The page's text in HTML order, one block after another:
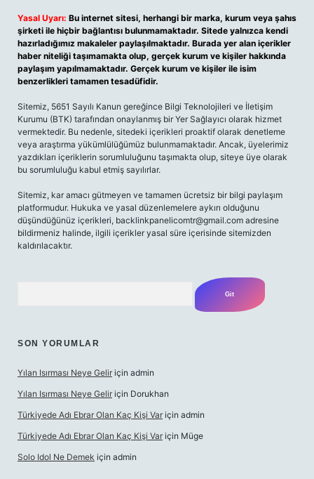
Yasal Uyarı: Bu internet sitesi, herhangi bir marka, kurum veya şahıs
şirketi ile hiçbir bağlantısı bulunmamaktadır. Sitede yalnızca kendi
hazırladığımız makaleler paylaşılmaktadır. Burada yer alan içerikler
haber niteliği taşımamakta olup, gerçek kurum ve kişiler hakkında
paylaşım yapılmamaktadır. Gerçek kurum ve kişiler ile isim
benzerlikleri tamamen tesadüfidir.
Sitemiz, 5651 Sayılı Kanun gereğince Bilgi Teknolojileri ve İletişim
Kurumu (BTK) tarafından onaylanmış bir Yer Sağlayıcı olarak hizmet
vermektedir. Bu nedenle, sitedeki içerikleri proaktif olarak denetleme
veya araştırma yükümlülüğümüz bulunmamaktadır. Ancak, üyelerimiz
yazdıkları içeriklerin sorumluluğunu taşımakta olup, siteye üye olarak
bu sorumluluğu kabul etmiş sayılırlar.
Sitemiz, kar amacı gütmeyen ve tamamen ücretsiz bir bilgi paylaşım
platformudur. Hukuka ve yasal düzenlemelere aykırı olduğunu
düşündüğünüz içerikleri, backlinkpanelicomtr@gmail.com adresine
bildirmeniz halinde, ilgili içerikler yasal süre içerisinde sitemizden
kaldırılacaktır.
SON YORUMLAR
Yılan Isırması Neye Gelir için admin
Yılan Isırması Neye Gelir için Dorukhan
Türkiyede Adı Ebrar Olan Kaç Kişi Var için admin
Türkiyede Adı Ebrar Olan Kaç Kişi Var için Müge
Solo Idol Ne Demek için admin